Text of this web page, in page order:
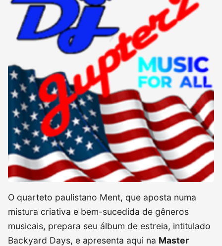
O quarteto paulistano Ment, que aposta numa
mistura criativa e bem-sucedida de gêneros
musicais, prepara seu álbum de estreia, intitulado
Backyard Days, e apresenta aqui na Master